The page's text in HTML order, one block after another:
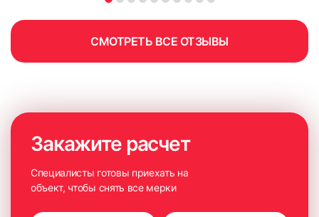
СМОТРЕТЬ ВСЕ ОТЗЫВЫ
Закажите расчет
Специалисты готовы приехать на
объект, чтобы снять все мерки